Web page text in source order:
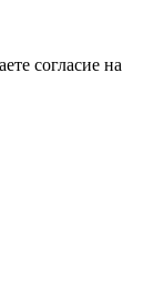
согласие на